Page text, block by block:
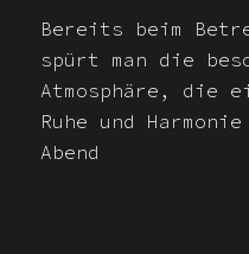
Bereits beim
spürt man die
Atmosphäre, die
Ruhe und
Abend